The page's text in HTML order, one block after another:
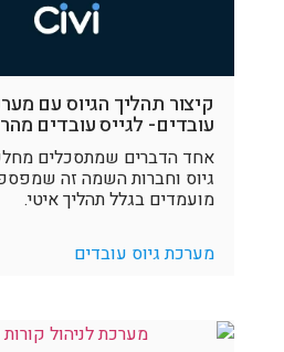
קיצור תהליך הגיוס עם
עובדים- לגייס עובדים מהר
אחד הדברים שמתסכלים
גיוס וחברות השמה זה
מועמדים בגלל תהליך איטי.
מערכת גיוס עובדים